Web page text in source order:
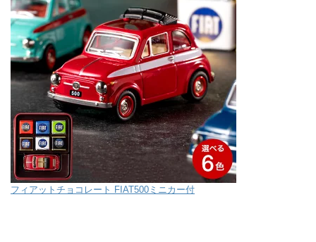
フィアットチョコレート FIAT500ミニカー付